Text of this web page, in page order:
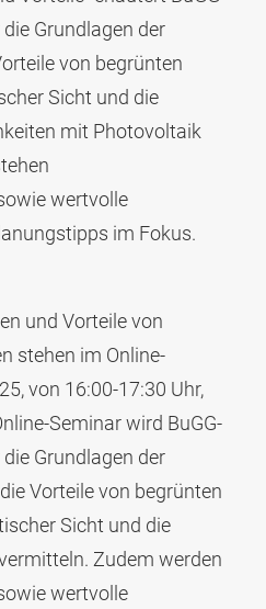
Grundlagen der
von begrünten
Sicht und die
mit Photovoltaik
wertvolle
im Fokus.
und Vorteile von
stehen im Online-
von 16:00-17:30 Uhr,
Seminar wird BuGG-
Grundlagen der
Vorteile von begrünten
Sicht und die
Zudem werden
wertvolle